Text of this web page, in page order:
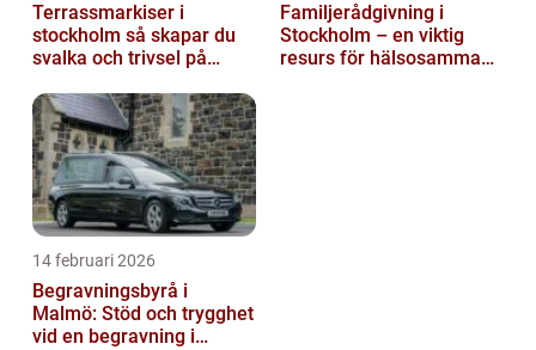
Terrassmarkiser i
stockholm så skapar du
svalka och trivsel på
Familjerådgivning i
Stockholm – en viktig
resurs för hälsosamma
14 februari 2026
Begravningsbyrå i
Malmö: Stöd och trygghet
vid en begravning i